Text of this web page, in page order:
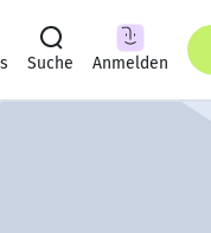
Suche Anmelden